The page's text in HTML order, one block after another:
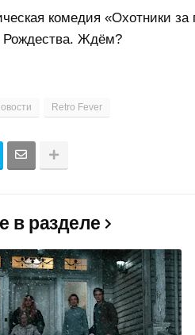
комедия «Охотники
Рождества. Ждём?
Retro Fever
в разделе